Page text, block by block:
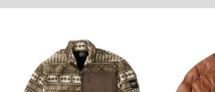
ご了承くださいませ。
※【ボトムの裾上げをご希望の場合】
裾上げ料金は500円+税となります。
備考欄に股下●cmとご記入下さい。（裾上げ無料対象商品